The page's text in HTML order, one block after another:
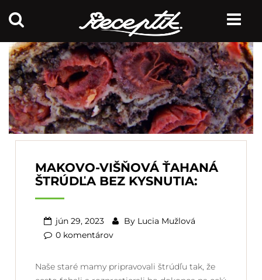
MAKOVO-VIŠŇOVÁ ŤAHANÁ
ŠTRÚDĽA BEZ KYSNUTIA:
jún 29, 2023 By Lucia Mužlová
0 komentárov
Naše staré mamy pripravovali štrúdľu tak, že